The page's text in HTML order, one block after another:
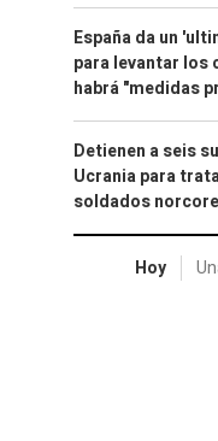
España da un
para levantar los
habrá "medidas
Detienen a seis
Ucrania para
soldados
Hoy